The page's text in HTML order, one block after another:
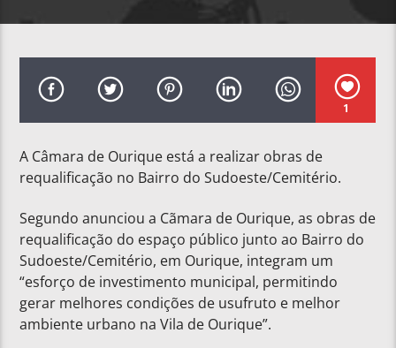
1
A Câmara de Ourique está a realizar obras de
requalificação no Bairro do Sudoeste/Cemitério.
Segundo anunciou a Cãmara de Ourique, as obras de
requalificação do espaço público junto ao Bairro do
Sudoeste/Cemitério, em Ourique, integram um
“esforço de investimento municipal, permitindo
gerar melhores condições de usufruto e melhor
ambiente urbano na Vila de Ourique”.